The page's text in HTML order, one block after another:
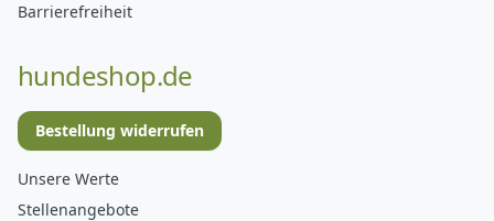
Barrierefreiheit
hundeshop.de
Bestellung widerrufen
Unsere Werte
Stellenangebote